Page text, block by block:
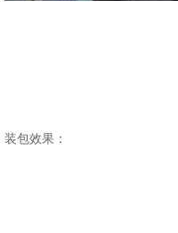
装包效果：